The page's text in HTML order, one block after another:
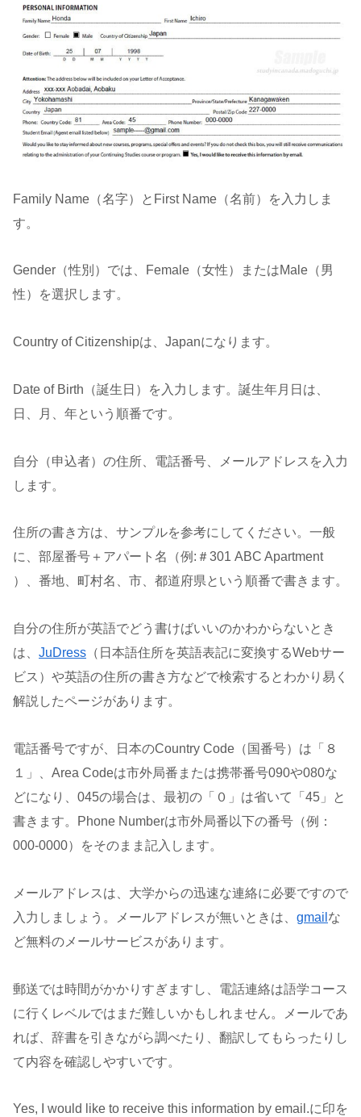
Family Name（名字）とFirst Name（名前）を入力しま
す。
Gender（性別）では、Female（女性）またはMale（男
性）を選択します。
Country of Citizenshipは、Japanになります。
Date of Birth（誕生日）を入力します。誕生年月日は、
日、月、年という順番です。
自分（申込者）の住所、電話番号、メールアドレスを入力
します。
住所の書き方は、サンプルを参考にしてください。一般
に、部屋番号＋アパート名（例:＃301 ABC Apartment
）、番地、町村名、市、都道府県という順番で書きます。
自分の住所が英語でどう書けばいいのかわからないとき
は、 JuDress （日本語住所を英語表記に変換するWebサー
ビス）や英語の住所の書き方などで検索するとわかり易く
解説したページがあります。
電話番号ですが、日本のCountry Code（国番号）は「８
１」、Area Codeは市外局番または携帯番号090や080な
どになり、045の場合は、最初の「０」は省いて「45」と
書きます。Phone Numberは市外局番以下の番号（例：
000-0000）をそのまま記入します。
メールアドレスは、大学からの迅速な連絡に必要ですので
入力しましょう。メールアドレスが無いときは、 gmail な
ど無料のメールサービスがあります。
郵送では時間がかかりすぎますし、電話連絡は語学コース
に行くレベルではまだ難しいかもしれません。メールであ
れば、辞書を引きながら調べたり、翻訳してもらったりし
て内容を確認しやすいです。
Yes, I would like to receive this information by email.に印を